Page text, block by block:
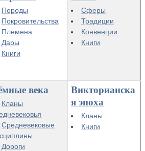
Породы
Покровительства
Племена
Дары
Книги
Сферы
Традиции
Конвенции
Книги
века
Кланы
Средневековые
Дороги
Викторианска
я эпоха
Кланы
Книги